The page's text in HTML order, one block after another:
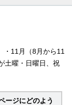
・11月（8月から11
土曜・日曜日、祝
ージにどのよう